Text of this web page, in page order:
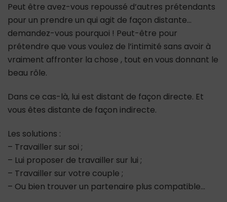
Peut être avez-vous repoussé d’autres prétendants
pour un prendre un qui agit de façon distante…
demandez-vous pourquoi ! Peut-être pour
prétendre que vous voulez de l’intimité sans avoir à
vraiment affronter la chose , tout en vous donnant le
beau rôle.
Dans ce cas-là, lui est distant de façon directe. Et
vous êtes distante de façon indirecte.
Les solutions :
– Travailler sur soi ;
– Lui proposer de travailler sur lui ;
– Travailler sur votre couple ;
– Ou bien trouver un partenaire plus compatible…